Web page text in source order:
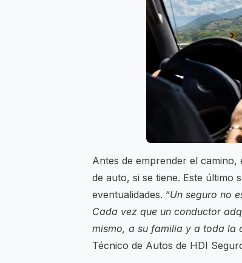
Antes de emprender el
de auto, si se tiene. Este último
eventualidades. “Un seguro no
Cada vez que un conductor
mismo, a su familia y a toda la
Técnico de Autos de HDI